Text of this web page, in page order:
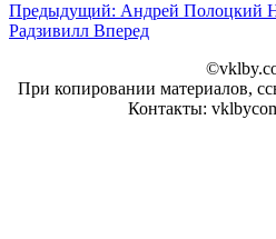
Предыдущий: Андрей Полоцкий
Радзивилл Вперед
При копировании материалов,
Контакты: